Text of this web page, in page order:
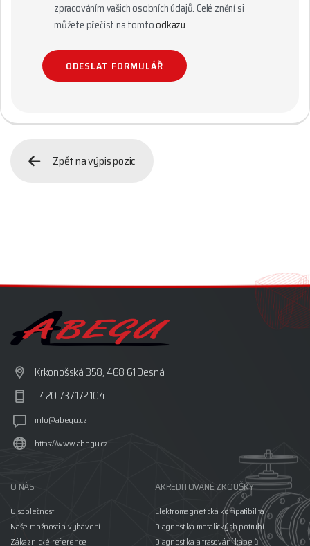
zpracováním vašich osobních údajů. Celé znění si
můžete přečíst na tomtoodkazu
Zpět na výpis pozic
Krkonošská 358, 468 61 Desná
+420 737 172 104
info@abegu.cz
https://www.abegu.cz
O NÁS
O společnosti
Naše možnosti a vybavení
Zákaznické reference
AKREDITOVANÉ ZKOUŠKY
Elektromagnetická kompatibilita
Diagnostika metalických potrubí
Diagnostika a trasování kabelů